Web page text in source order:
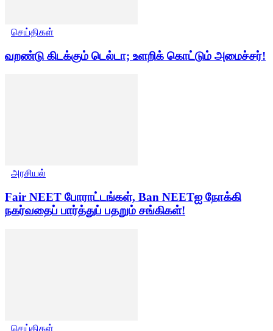
செய்திகள்
வறண்டு கிடக்கும் டெல்டா; உளறிக் கொட்டும் அமைச்சர்!
அரசியல்
Fair NEET போராட்டங்கள், Ban NEETஐ நோக்கி
நகர்வதைப் பார்த்துப் பதறும் சங்கிகள்!
செய்திகள்